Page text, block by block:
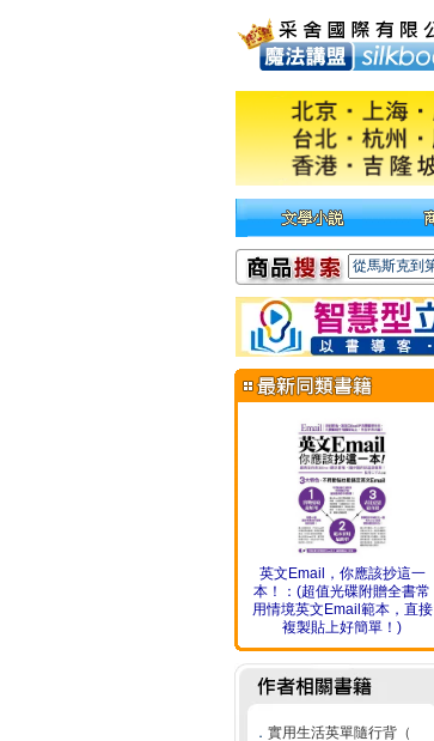
英文Email，你應該抄這一
本！：(超值光碟附贈全書常
用情境英文Email範本，直接
複製貼上好簡單！)
． 實用生活英單隨行背（